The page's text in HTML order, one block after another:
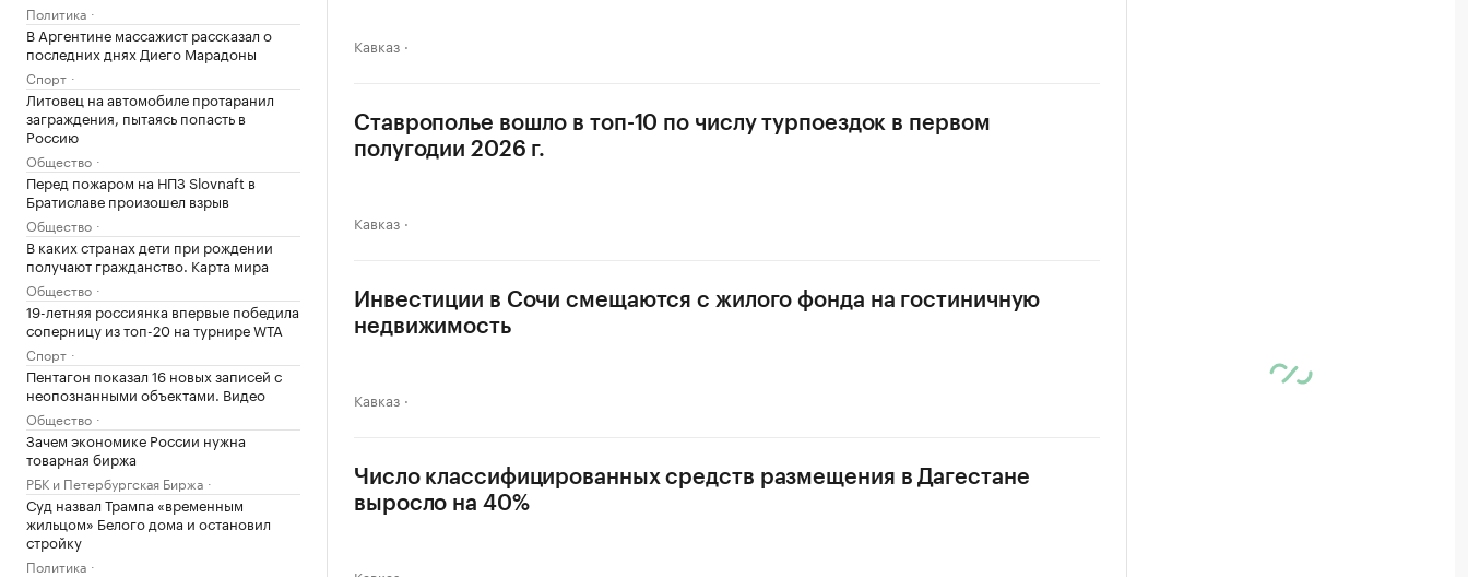
Политика
В Аргентине массажист рассказал о
последних днях Диего Марадоны
Спорт
Литовец на автомобиле протаранил
заграждения, пытаясь попасть в
Россию
Общество
Перед пожаром на НПЗ Slovnaft в
Братиславе произошел взрыв
Общество
В каких странах дети при рождении
получают гражданство. Карта мира
Общество
19-летняя россиянка впервые победила
соперницу из топ-20 на турнире WTA
Спорт
Пентагон показал 16 новых записей с
неопознанными объектами. Видео
Общество
Зачем экономике России нужна
товарная биржа
РБК и Петербургская Биржа
Суд назвал Трампа «временным
жильцом» Белого дома и остановил
стройку
Политика
Кавказ
Ставрополье вошло в топ-10 по числу турпоездок в первом
полугодии 2026 г.
Кавказ
Инвестиции в Сочи смещаются с жилого фонда на гостиничную
недвижимость
Кавказ
Число классифицированных средств размещения в Дагестане
выросло на 40%